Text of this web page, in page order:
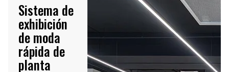
Sistema de
exhibición
de moda
rápida de
planta